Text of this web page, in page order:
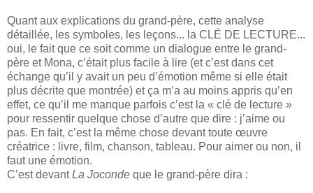
Quant aux explications du grand-père, cette analyse
détaillée, les symboles, les leçons... la CLÉ DE LECTURE...
oui, le fait que ce soit comme un dialogue entre le grand-
père et Mona, c’était plus facile à lire (et c’est dans cet
échange qu’il y avait un peu d’émotion même si elle était
plus décrite que montrée) et ça m’a au moins appris qu’en
effet, ce qu’il me manque parfois c’est la « clé de lecture »
pour ressentir quelque chose d’autre que dire : j’aime ou
pas. En fait, c’est la même chose devant toute œuvre
créatrice : livre, film, chanson, tableau. Pour aimer ou non, il
faut une émotion.
C’est devantLa Joconde que le grand-père dira :